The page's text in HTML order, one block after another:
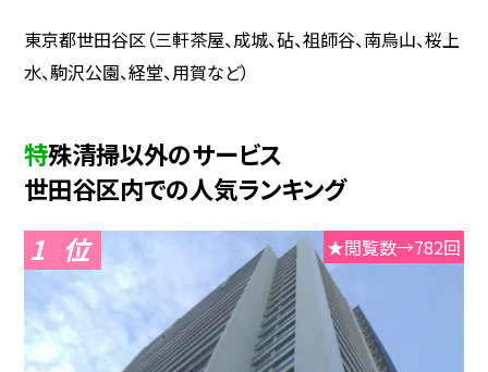
東京都世田谷区（三軒茶屋、成城、砧、祖師谷、南烏山、桜上
水、駒沢公園、経堂、用賀など）
特殊清掃以外のサービス
世田谷区内での人気ランキング
1 ★閲覧数→782回